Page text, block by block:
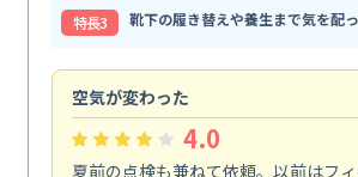
特⻑3
靴下の履き替えや養生まで気を配
空気が変わった
4.0
夏前の点検も兼ねて依頼。以前はフ